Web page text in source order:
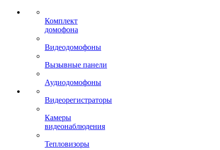
Комплект
домофона
Видеодомофоны
Вызывные панели
Аудиодомофоны
Видеорегистраторы
Камеры
видеонаблюдения
Тепловизоры